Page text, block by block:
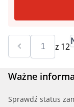
z 12
Ważne
Sprawdź status